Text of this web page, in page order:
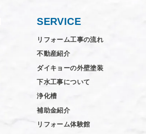
SERVICE
リフォーム工事の流れ
不動産紹介
ダイキョーの外壁塗装
下水工事について
浄化槽
補助金紹介
リフォーム体験館